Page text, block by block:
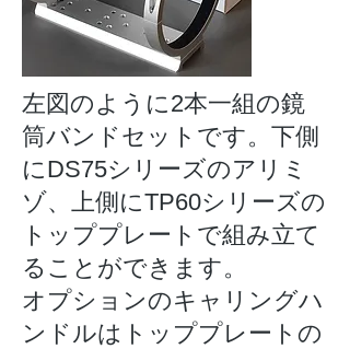
左図のように2本一組の鏡
筒バンドセットです。下側
にDS75シリーズのアリミ
ゾ、上側にTP60シリーズの
トッププレートで組み立て
ることができます。
​オプションのキャリングハ
ンドルはトッププレートの